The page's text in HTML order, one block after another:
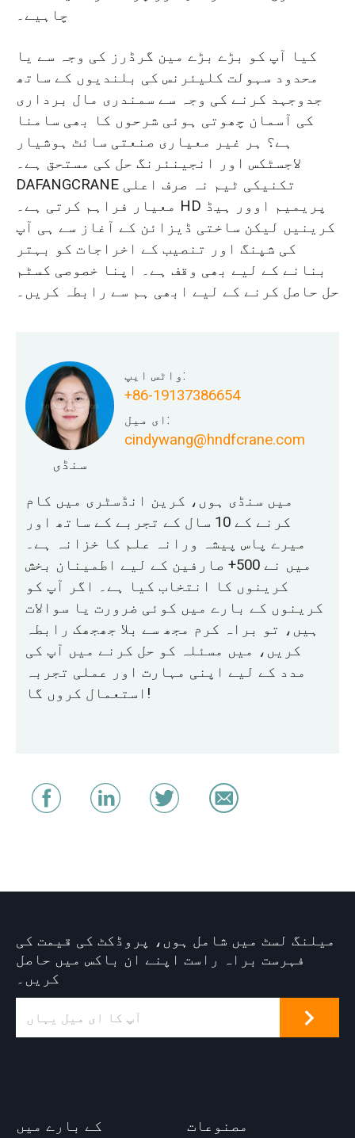
چاہیے۔
کیا آپ کو بڑے بڑے مین گرڈرز کی وجہ سے یا
محدود سہولت کلیئرنس کی بلندیوں کے ساتھ
جدوجہد کرنے کی وجہ سے سمندری مال برداری
کی آسمان چھوتی ہوئی شرحوں کا بھی سامنا
ہے؟ ہر غیر معیاری صنعتی سائٹ ہوشیار
لاجسٹکس اور انجینئرنگ حل کی مستحق ہے۔
DAFANGCRANE تکنیکی ٹیم نہ صرف اعلی
معیار فراہم کرتی ہے۔ HD پریمیم اوور ہیڈ
کرینیں لیکن ساختی ڈیزائن کے آغاز سے ہی آپ
کی شپنگ اور تنصیب کے اخراجات کو بہتر
بنانے کے لیے بھی وقف ہے۔ اپنا خصوصی کسٹم
حل حاصل کرنے کے لیے ابھی ہم سے رابطہ کریں۔
سنڈی
واٹس ایپ:
+86-19137386654
ای میل:
cindywang@hndfcrane.com
میں سنڈی ہوں، کرین انڈسٹری میں کام
کرنے کے 10 سال کے تجربے کے ساتھ اور
میرے پاس پیشہ ورانہ علم کا خزانہ ہے۔
میں نے 500+ صارفین کے لیے اطمینان بخش
کرینوں کا انتخاب کیا ہے۔ اگر آپ کو
کرینوں کے بارے میں کوئی ضرورت یا سوالات
ہیں، تو براہ کرم مجھ سے بلا جھجھک رابطہ
کریں، میں مسئلہ کو حل کرنے میں آپ کی
مدد کے لیے اپنی مہارت اور عملی تجربہ
استعمال کروں گا!
میلنگ لسٹ میں شامل ہوں، پروڈکٹ کی قیمت کی
فہرست براہ راست اپنے ان باکس میں حاصل
کریں۔
کے بارے میں
مصنوعات